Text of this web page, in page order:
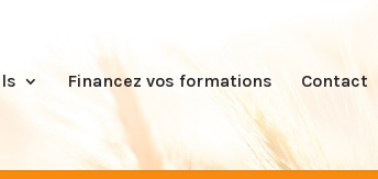
Financez vos formations Contact